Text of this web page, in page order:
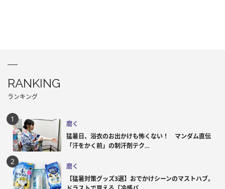
RANKING
ランキング
磨く
猛暑日、浴衣のお出かけも怖くない！ マンダム直伝
「汗をかく前」の制汗剤テク...
磨く
【猛暑対策グッズ3選】おでかけシーンのマストハブ。